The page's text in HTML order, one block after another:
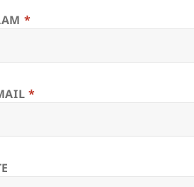
*
*